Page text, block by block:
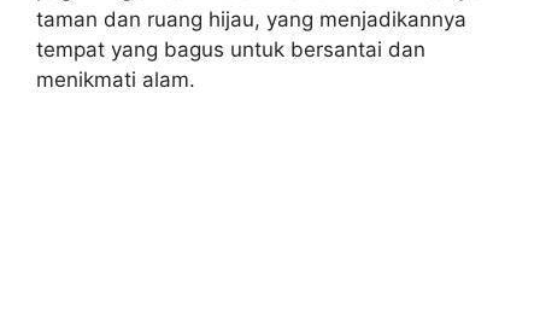
taman dan ruang hijau, yang menjadikannya
tempat yang bagus untuk bersantai dan
menikmati alam.